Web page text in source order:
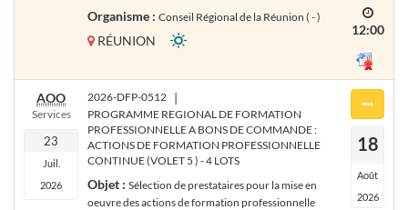
Organisme : Conseil Régional de la Réunion ( - )
RÉUNION
12:00
AOO
Services
23
Juil.
2026
2026-DFP-0512 |
PROGRAMME REGIONAL DE FORMATION
PROFESSIONNELLE A BONS DE COMMANDE :
ACTIONS DE FORMATION PROFESSIONNELLE
CONTINUE (VOLET 5 ) - 4 LOTS
Objet : Sélection de prestataires pour la mise en
oeuvre des actions de formation professionnelle
18
Août
2026